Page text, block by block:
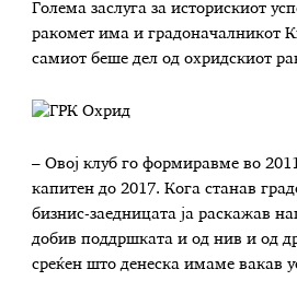
Голема заслуга за историскиот
ракомет има и градоначалникот
самиот беше дел од охридскиот
– Овој клуб го формиравме во
капитен до 2017. Кога станав
бизнис-заедницата ја раскажав
добив поддршката и од нив и од
среќен што денеска имаме вакав